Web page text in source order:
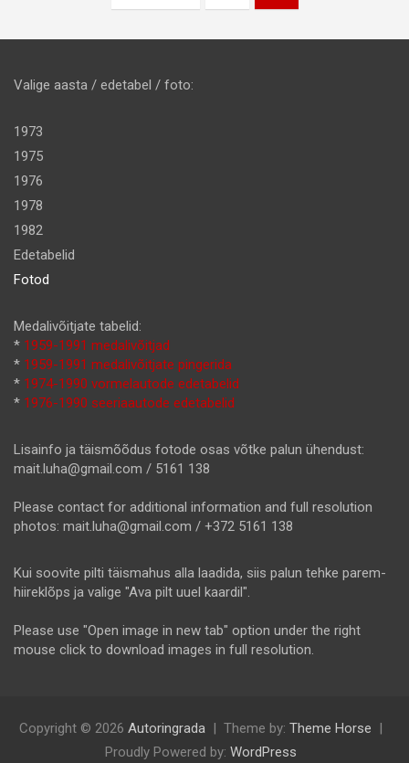
leheküljendus
Valige aasta / edetabel / foto:
1973
1975
1976
1978
1982
Edetabelid
Fotod
Medalivõitjate tabelid:
* 1959-1991 medalivõitjad
* 1959-1991 medalivõitjate pingerida
* 1974-1990 vormelautode edetabelid
* 1976-1990 seeriaautode edetabelid
Lisainfo ja täismõõdus fotode osas võtke palun ühendust:
mait.luha@gmail.com / 5161 138
Please contact for additional information and full resolution
photos: mait.luha@gmail.com / +372 5161 138
Kui soovite pilti täismahus alla laadida, siis palun tehke parem-
hiireklõps ja valige "Ava pilt uuel kaardil".
Please use "Open image in new tab" option under the right
mouse click to download images in full resolution.
Copyright © 2026 Autoringrada Theme by: Theme Horse
Proudly Powered by: WordPress